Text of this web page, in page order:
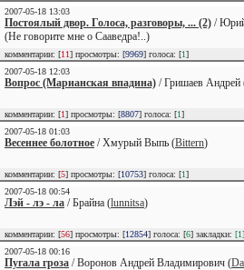
2007-05-18 13:03
Постоялый двор. Голоса, разговоры, ... (2) /
(Не говорите мне о Сааведра!..)
комментарии: [11] просмотры: [9969] голоса: [1]
2007-05-18 12:03
Вопрос (Марианская впадина) / Гришаев Андрей
комментарии: [1] просмотры: [8807] голоса: [1]
2007-05-18 01:03
Весеннее болотное / Хмурый Выпь (Bittern)
комментарии: [5] просмотры: [10753] голоса: [1]
2007-05-18 00:54
Лэй - лэ - ла / Брайна (lunnitsa)
комментарии: [56] просмотры: [12854] голоса: [6] закладки: [1]
2007-05-18 00:16
Пугала гроза / Воронов Андрей Владимирович (